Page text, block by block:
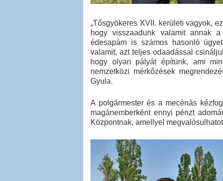
„Tősgyökeres XVII. kerületi vagyok,
hogy visszaadunk valamit annak
édesapám is számos hasonló
valamit, azt teljes odaadással
hogy olyan pályát építünk, ami
nemzetközi mérkőzések
Gyula.
A polgármester és a mecénás
magánemberként ennyi pénzt
Központnak, amellyel